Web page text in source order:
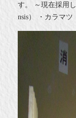
す。 ～現在採用
nsis） ・カラマツ